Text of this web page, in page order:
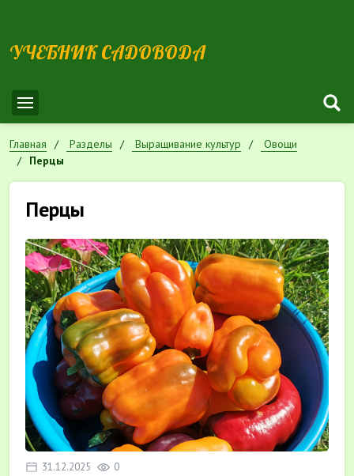
УЧЕБНИК САДОВОДА
Главная Разделы Выращивание культур
Овощи
Перцы
Перцы
31.12.2025 0